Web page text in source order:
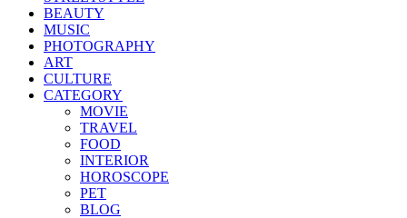
BEAUTY
MUSIC
PHOTOGRAPHY
ART
CULTURE
CATEGORY
MOVIE
TRAVEL
FOOD
INTERIOR
HOROSCOPE
PET
BLOG